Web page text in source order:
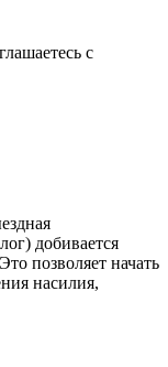
с
добивается
позволяет начать
насилия,